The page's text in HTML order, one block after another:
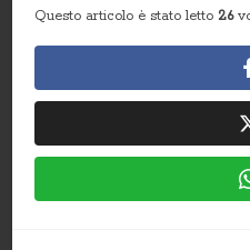
Questo articolo è stato letto 26